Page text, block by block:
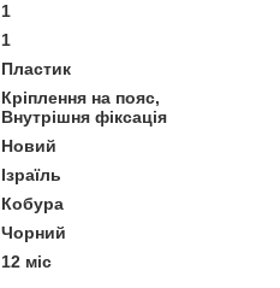
1
1
Пластик
Кріплення на пояс,
Внутрішня фіксація
Новий
Ізраїль
Кобура
Чорний
12 міс